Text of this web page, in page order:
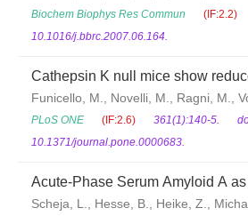
S.R., Bhat, B.G.
Biochem Biophys Res Commun (IF:2.2)
10.1016/j.bbrc.2007.06.164.
Cathepsin K null mice show
the rapid accumulation of fat
Funicello, M., Novelli, M., Ragni, M.,
C., Soriano-Lopez, J., Chiellini, C.,
Masiello, P., Saftig, P., Santini, F., St-
Pinchera, A., Maffei, M.
PLoS ONE (IF:2.6) 361(1):140-5.
10.1371/journal.pone.0000683.
Acute-Phase Serum Amyloid A
Resistance in Mice
Scheja, L., Hesse, B., Heike, Z.,